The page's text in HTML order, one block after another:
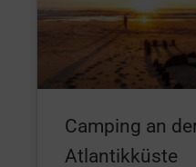
Camping an
Atlantikküste